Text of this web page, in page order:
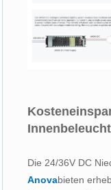
Die 24/36V DC
Anovabieten